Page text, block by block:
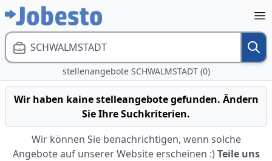
SCHWALMSTADT
stellenangebote SCHWALMSTADT (0)
Wir haben kaine stelleangebote gefunden. Ändern
Sie Ihre Suchkriterien.
Wir können Sie benachrichtigen, wenn solche
Angebote auf unserer Website erscheinen :) Teile uns